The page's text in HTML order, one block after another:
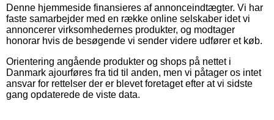
Denne hjemmeside finansieres af annonceindtægter. Vi har
faste samarbejder med en række online selskaber idet vi
annoncerer virksomhedernes produkter, og modtager
honorar hvis de besøgende vi sender videre udfører et køb.
Orientering angående produkter og shops på nettet i
Danmark ajourføres fra tid til anden, men vi påtager os intet
ansvar for rettelser der er blevet foretaget efter at vi sidste
gang opdaterede de viste data.